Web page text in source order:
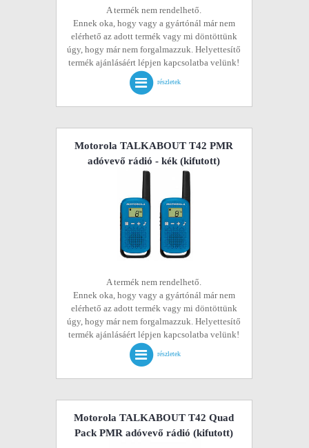
A termék nem rendelhető.
Ennek oka, hogy vagy a gyártónál már nem
elérhető az adott termék vagy mi döntöttünk
úgy, hogy már nem forgalmazzuk. Helyettesítő
termék ajánlásáért lépjen kapcsolatba velünk!
részletek
Motorola TALKABOUT T42 PMR
adóvevő rádió - kék (kifutott)
A termék nem rendelhető.
Ennek oka, hogy vagy a gyártónál már nem
elérhető az adott termék vagy mi döntöttünk
úgy, hogy már nem forgalmazzuk. Helyettesítő
termék ajánlásáért lépjen kapcsolatba velünk!
részletek
Motorola TALKABOUT T42 Quad
Pack PMR adóvevő rádió (kifutott)